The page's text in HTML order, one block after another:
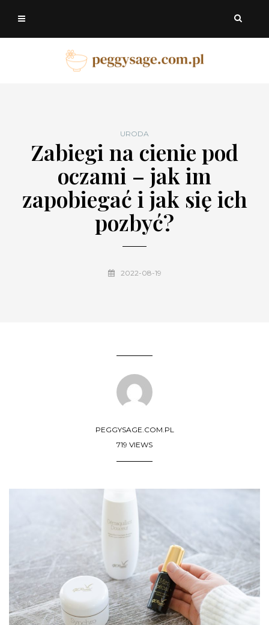
URODA
Zabiegi na cienie pod
oczami – jak im
zapobiegać i jak się ich
pozbyć?
2022-08-19
PEGGYSAGE.COM.PL
719 VIEWS